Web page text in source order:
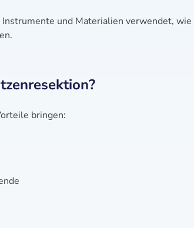
und Materialien verwendet, wie
bringen: